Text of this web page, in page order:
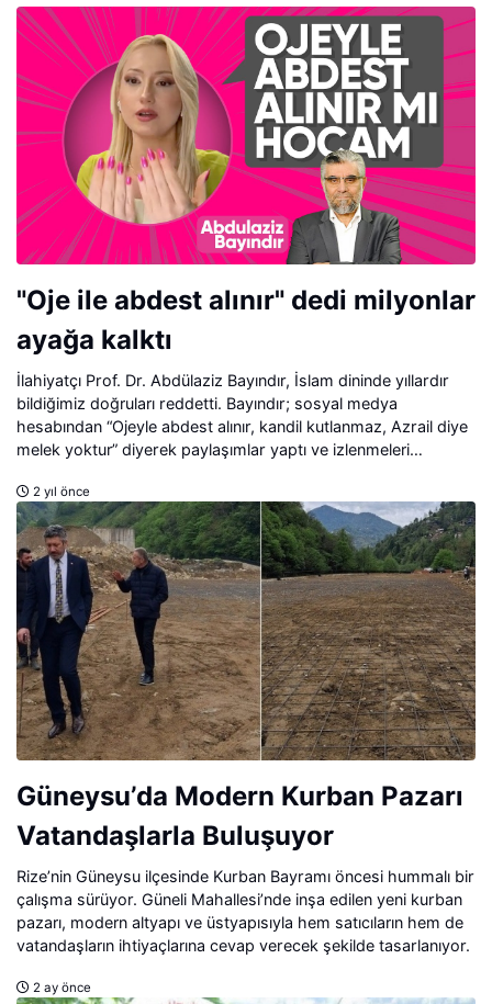
"Oje ile abdest alınır" dedi milyonlar
ayağa kalktı
İlahiyatçı Prof. Dr. Abdülaziz Bayındır, İslam dininde yıllardır
bildiğimiz doğruları reddetti. Bayındır; sosyal medya
hesabından “Ojeyle abdest alınır, kandil kutlanmaz, Azrail diye
melek yoktur” diyerek paylaşımlar yaptı ve izlenmeleri
Bayındır’a ulaşarak sizler için soruları yeniden sordu. İşte
Bayındır’ın Ensonhaber’e verdiği özel röportaj.
2 yıl önce
Güneysu’da Modern Kurban Pazarı
Vatandaşlarla Buluşuyor
Rize’nin Güneysu ilçesinde Kurban Bayramı öncesi hummalı bir
çalışma sürüyor. Güneli Mahallesi’nde inşa edilen yeni kurban
pazarı, modern altyapı ve üstyapısıyla hem satıcıların hem de
vatandaşların ihtiyaçlarına cevap verecek şekilde tasarlanıyor.
2 ay önce